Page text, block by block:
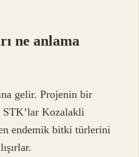
ne anlama
gelir. Projenin bir
STK’lar Kozalakli
endemik bitki türlerini